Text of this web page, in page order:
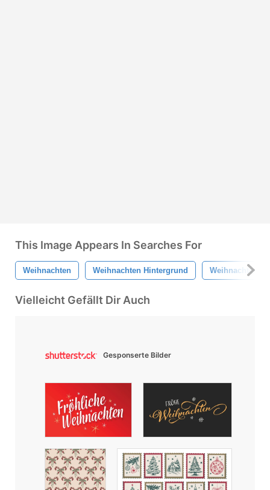
This Image Appears In Searches For
Weihnachten Weihnachten Hintergrund Weihnachten
Vielleicht Gefällt Dir Auch
Gesponserte Bilder